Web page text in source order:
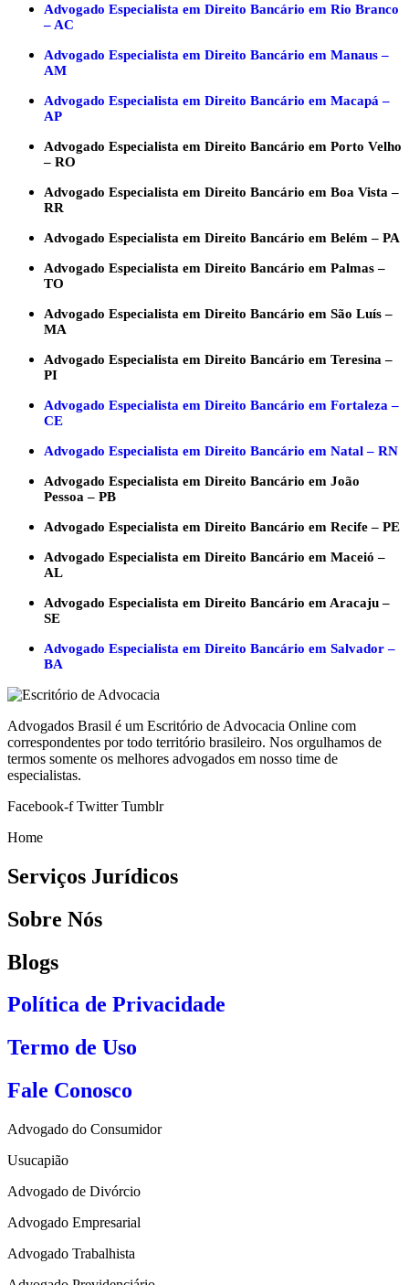
Advogado Especialista em Direito Bancário em Rio Branco
– AC
Advogado Especialista em Direito Bancário em Manaus –
AM
Advogado Especialista em Direito Bancário em Macapá –
AP
Advogado Especialista em Direito Bancário em Porto Velho
– RO
Advogado Especialista em Direito Bancário em Boa Vista –
RR
Advogado Especialista em Direito Bancário em Belém – PA
Advogado Especialista em Direito Bancário em Palmas –
TO
Advogado Especialista em Direito Bancário em São Luís –
MA
Advogado Especialista em Direito Bancário em Teresina –
PI
Advogado Especialista em Direito Bancário em Fortaleza –
CE
Advogado Especialista em Direito Bancário em Natal – RN
Advogado Especialista em Direito Bancário em João
Pessoa – PB
Advogado Especialista em Direito Bancário em Recife – PE
Advogado Especialista em Direito Bancário em Maceió –
AL
Advogado Especialista em Direito Bancário em Aracaju –
SE
Advogado Especialista em Direito Bancário em Salvador –
BA
Advogados Brasil é um Escritório de Advocacia Online com
correspondentes por todo território brasileiro. Nos orgulhamos de
termos somente os melhores advogados em nosso time de
especialistas.
Facebook-f Twitter Tumblr
Home
Serviços Jurídicos
Sobre Nós
Blogs
Política de Privacidade
Termo de Uso
Fale Conosco
Advogado do Consumidor
Usucapião
Advogado de Divórcio
Advogado Empresarial
Advogado Trabalhista